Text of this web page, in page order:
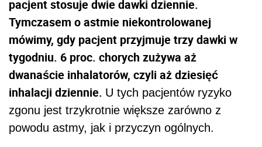
pacjent stosuje dwie dawki dziennie.
Tymczasem o astmie niekontrolowanej
mówimy, gdy pacjent przyjmuje trzy dawki w
tygodniu. 6 proc. chorych zużywa aż
dwanaście inhalatorów, czyli aż dziesięć
inhalacji dziennie. U tych pacjentów ryzyko
zgonu jest trzykrotnie większe zarówno z
powodu astmy, jak i przyczyn ogólnych.